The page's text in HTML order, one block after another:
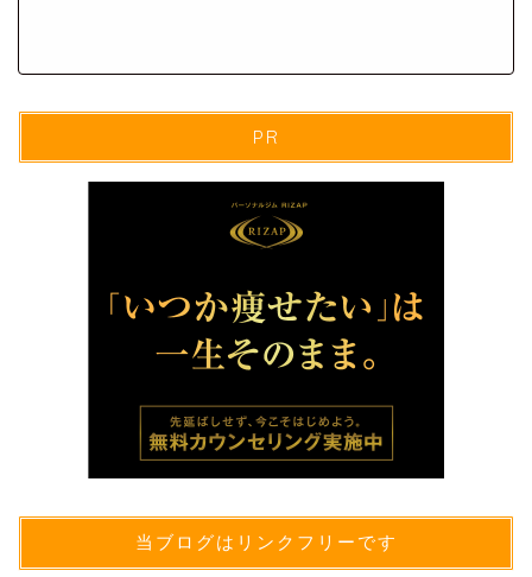
PR
当ブログはリンクフリーです